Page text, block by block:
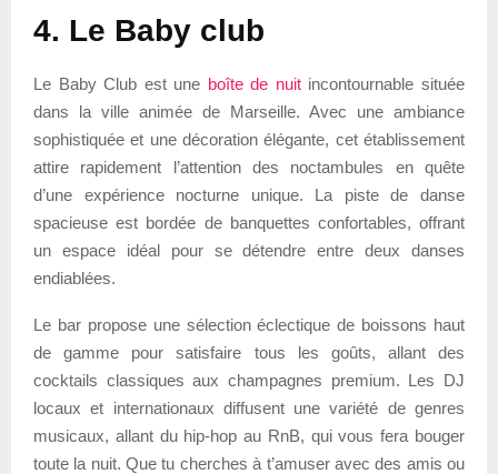
4. Le Baby club
Le Baby Club est une boîte de nuitincontournable située
dans la ville animée de Marseille. Avec une ambiance
sophistiquée et une décoration élégante, cet établissement
attire rapidement l’attention des noctambules en quête
d’une expérience nocturne unique. La piste de danse
spacieuse est bordée de banquettes confortables, offrant
un espace idéal pour se détendre entre deux danses
endiablées.
Le bar propose une sélection éclectique de boissons haut
de gamme pour satisfaire tous les goûts, allant des
cocktails classiques aux champagnes premium. Les DJ
locaux et internationaux diffusent une variété de genres
musicaux, allant du hip-hop au RnB, qui vous fera bouger
toute la nuit. Que tu cherches à t’amuser avec des amis ou